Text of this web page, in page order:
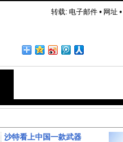
转载: 电子邮件• 网址 •
沙特看上中国一款武器